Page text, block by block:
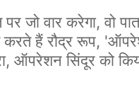
जो वार करेगा, वो
हैं रौद्र रूप,
ऑपरेशन सिंदूर को